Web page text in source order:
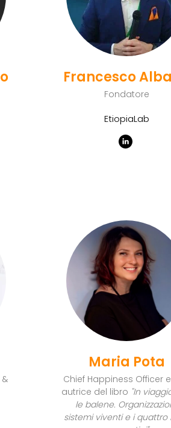
Francesco
Fondatore
EtiopiaLab
Maria Pota
Chief Happiness Officer
autrice del libro "In
le balene.
sistemi viventi e i quattro